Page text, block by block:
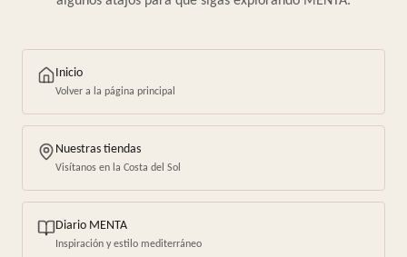
Inicio
Volver a la página principal
Nuestras tiendas
Visítanos en la Costa del Sol
Diario MENTA
Inspiración y estilo mediterráneo